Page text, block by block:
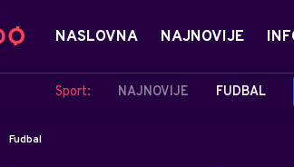
NASLOVNA NAJNOVIJE
Sport: NAJNOVIJE FUDBAL
Fudbal